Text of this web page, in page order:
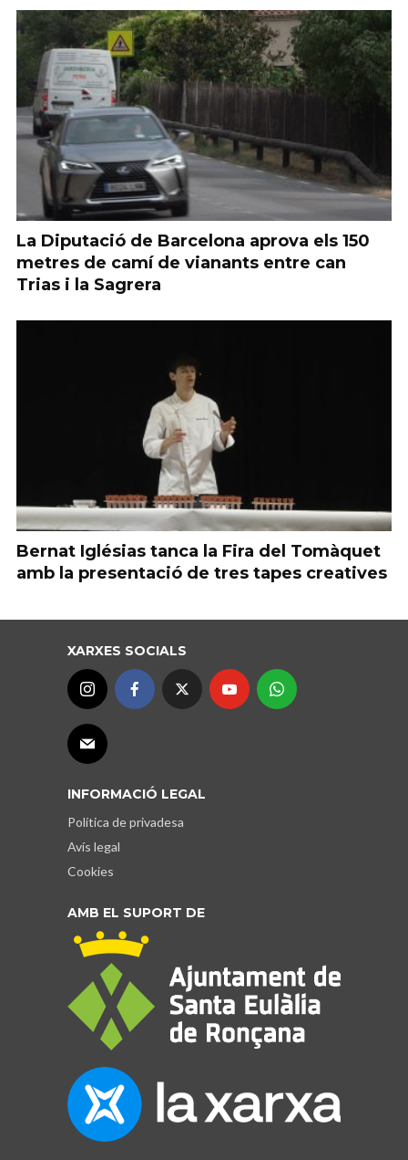
La Diputació de Barcelona aprova els 150
metres de camí de vianants entre can
Trias i la Sagrera
Bernat Iglésias tanca la Fira del Tomàquet
amb la presentació de tres tapes creatives
XARXES SOCIALS
INFORMACIÓ LEGAL
Política de privadesa
Avís legal
Cookies
AMB EL SUPORT DE